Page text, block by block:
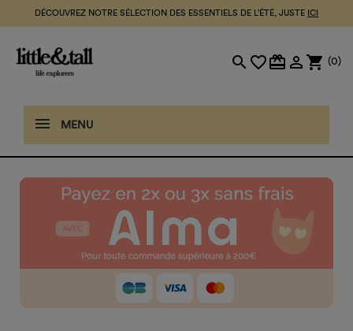
DÉCOUVREZ NOTRE SÉLECTION DES ESSENTIELS DE L'ÉTÉ, JUSTE ICI
search favorite_bordercard_giftcard  shopping_cart (0)
MENU